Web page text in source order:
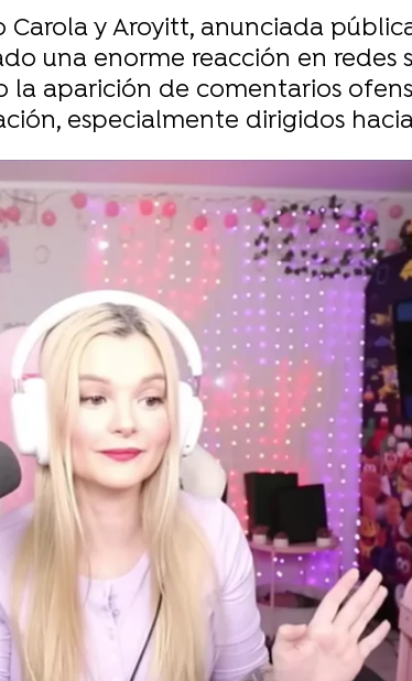
y Aroyitt, anunciada
una enorme reacción en redes
aparición de comentarios
especialmente dirigidos